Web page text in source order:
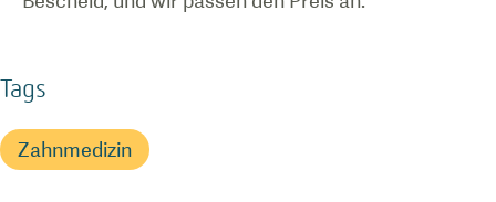
Tags
Zahnmedizin